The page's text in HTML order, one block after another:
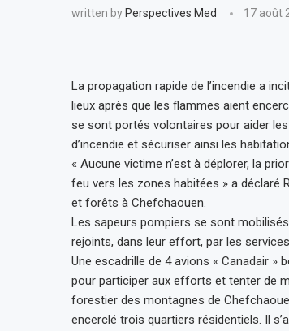
written by Perspectives Med 17 août
La propagation rapide de l’incendie a
lieux après que les flammes aient
se sont portés volontaires pour aider
d’incendie et sécuriser ainsi les
« Aucune victime n’est à déplorer, la
feu vers les zones habitées » a déclaré
et forêts à Chefchaouen.
Les sapeurs pompiers se sont
rejoints, dans leur effort, par les
Une escadrille de 4 avions « Canadair »
pour participer aux efforts et tenter de
forestier des montagnes de
encerclé trois quartiers résidentiels. Il